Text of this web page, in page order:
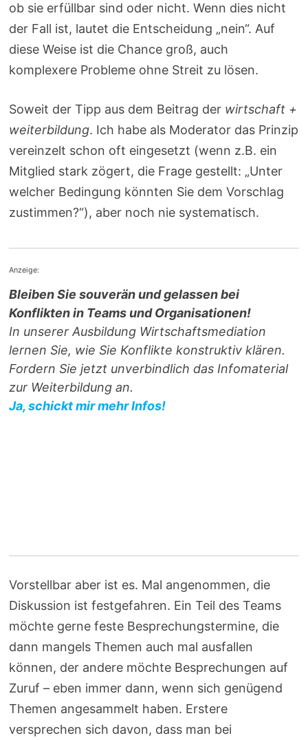
ob sie erfüllbar sind oder nicht. Wenn dies nicht
der Fall ist, lautet die Entscheidung „nein“. Auf
diese Weise ist die Chance groß, auch
komplexere Probleme ohne Streit zu lösen.
Soweit der Tipp aus dem Beitrag der wirtschaft +
weiterbildung. Ich habe als Moderator das Prinzip
vereinzelt schon oft eingesetzt (wenn z.B. ein
Mitglied stark zögert, die Frage gestellt: „Unter
welcher Bedingung könnten Sie dem Vorschlag
zustimmen?“), aber noch nie systematisch.
Anzeige:
Bleiben Sie souverän und gelassen bei
Konflikten in Teams und Organisationen!
In unserer Ausbildung Wirtschaftsmediation
lernen Sie, wie Sie Konflikte konstruktiv klären.
Fordern Sie jetzt unverbindlich das Infomaterial
zur Weiterbildung an.
Ja, schickt mir mehr Infos!
Vorstellbar aber ist es. Mal angenommen, die
Diskussion ist festgefahren. Ein Teil des Teams
möchte gerne feste Besprechungstermine, die
dann mangels Themen auch mal ausfallen
können, der andere möchte Besprechungen auf
Zuruf – eben immer dann, wenn sich genügend
Themen angesammelt haben. Erstere
versprechen sich davon, dass man bei